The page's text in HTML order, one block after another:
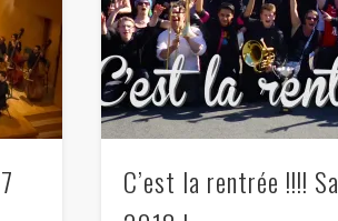
C’est la rentrée !!!!